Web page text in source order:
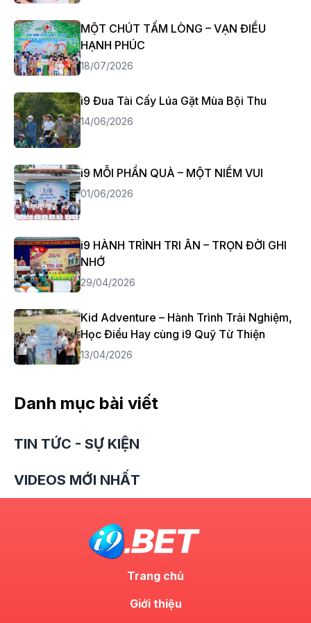
MỘT CHÚT TẤM LÒNG – VẠN ĐIỀU
HẠNH PHÚC
18/07/2026
i9 Đua Tài Cấy Lúa Gặt Mùa Bội Thu
14/06/2026
i9 MỖI PHẦN QUÀ – MỘT NIỀM VUI
01/06/2026
i9 HÀNH TRÌNH TRI ÂN – TRỌN ĐỜI GHI
NHỚ
29/04/2026
Kid Adventure – Hành Trình Trải Nghiệm,
Học Điều Hay cùng i9 Quỹ Từ Thiện
13/04/2026
Danh mục bài viết
TIN TỨC - SỰ KIỆN
VIDEOS MỚI NHẤT
Trang chủ
Giới thiệu